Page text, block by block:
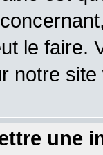
le faire.
notre site
une